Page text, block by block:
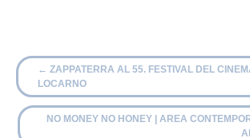
← ZAPPATERRA AL 55. FESTIVAL DEL
LOCARNO
NO MONEY NO HONEY | AREA